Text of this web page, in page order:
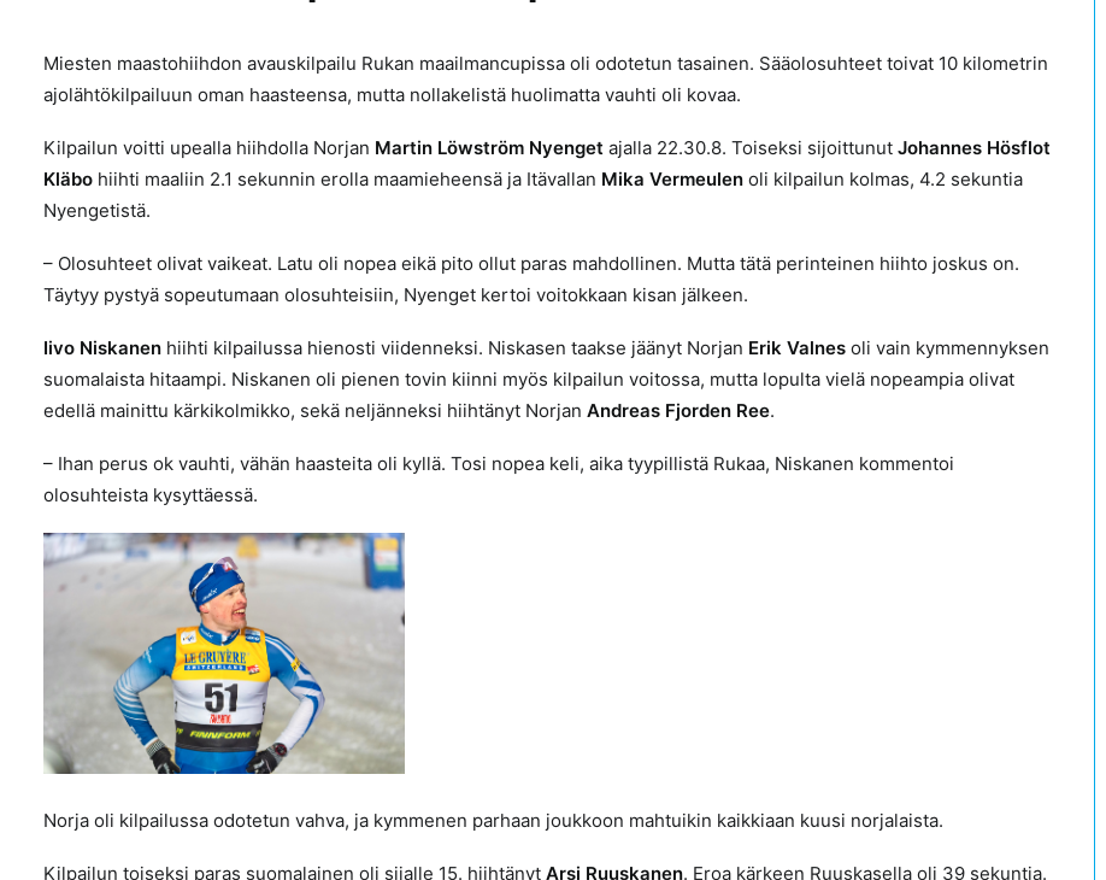
Miesten maastohiihdon avauskilpailu Rukan maailmancupissa oli odotetun tasainen. Sääolosuhteet toivat 10 kilometrin
ajolähtökilpailuun oman haasteensa, mutta nollakelistä huolimatta vauhti oli kovaa.
Kilpailun voitti upealla hiihdolla Norjan Martin Löwström Nyenget ajalla 22.30.8. Toiseksi sijoittunut Johannes Hösflot
Kläbo hiihti maaliin 2.1 sekunnin erolla maamieheensä ja Itävallan Mika Vermeulen oli kilpailun kolmas, 4.2 sekuntia
Nyengetistä.
– Olosuhteet olivat vaikeat. Latu oli nopea eikä pito ollut paras mahdollinen. Mutta tätä perinteinen hiihto joskus on.
Täytyy pystyä sopeutumaan olosuhteisiin, Nyenget kertoi voitokkaan kisan jälkeen.
Iivo Niskanen hiihti kilpailussa hienosti viidenneksi. Niskasen taakse jäänyt Norjan Erik Valnes oli vain kymmennyksen
suomalaista hitaampi. Niskanen oli pienen tovin kiinni myös kilpailun voitossa, mutta lopulta vielä nopeampia olivat
edellä mainittu kärkikolmikko, sekä neljänneksi hiihtänyt Norjan Andreas Fjorden Ree.
– Ihan perus ok vauhti, vähän haasteita oli kyllä. Tosi nopea keli, aika tyypillistä Rukaa, Niskanen kommentoi
olosuhteista kysyttäessä.
Norja oli kilpailussa odotetun vahva, ja kymmenen parhaan joukkoon mahtuikin kaikkiaan kuusi norjalaista.
Kilpailun toiseksi paras suomalainen oli sijalle 15. hiihtänyt Arsi Ruuskanen. Eroa kärkeen Ruuskasella oli 39 sekuntia.